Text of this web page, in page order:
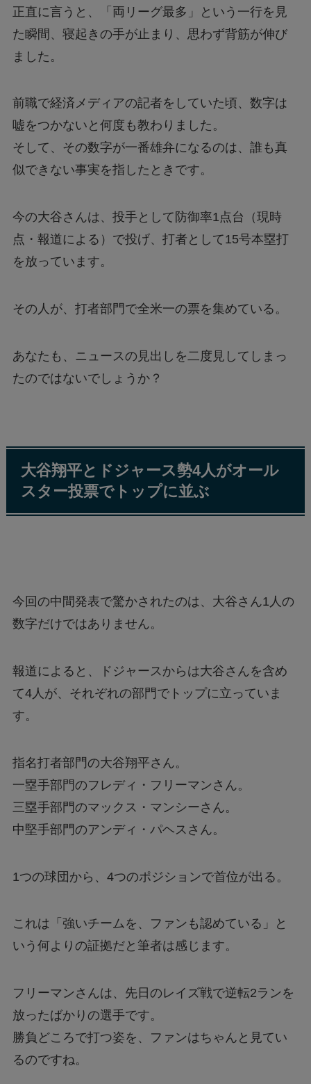
正直に言うと、「両リーグ最多」という一行を見
た瞬間、寝起きの手が止まり、思わず背筋が伸び
ました。
前職で経済メディアの記者をしていた頃、数字は
嘘をつかないと何度も教わりました。
そして、その数字が一番雄弁になるのは、誰も真
似できない事実を指したときです。
今の大谷さんは、投手として防御率1点台（現時
点・報道による）で投げ、打者として15号本塁打
を放っています。
その人が、打者部門で全米一の票を集めている。
あなたも、ニュースの見出しを二度見してしまっ
たのではないでしょうか？
大谷翔平とドジャース勢4人がオール
スター投票でトップに並ぶ
今回の中間発表で驚かされたのは、大谷さん1人の
数字だけではありません。
報道によると、ドジャースからは大谷さんを含め
て4人が、それぞれの部門でトップに立っていま
す。
指名打者部門の大谷翔平さん。
一塁手部門のフレディ・フリーマンさん。
三塁手部門のマックス・マンシーさん。
中堅手部門のアンディ・パヘスさん。
1つの球団から、4つのポジションで首位が出る。
これは「強いチームを、ファンも認めている」と
いう何よりの証拠だと筆者は感じます。
フリーマンさんは、先日のレイズ戦で逆転2ランを
放ったばかりの選手です。
勝負どころで打つ姿を、ファンはちゃんと見てい
るのですね。